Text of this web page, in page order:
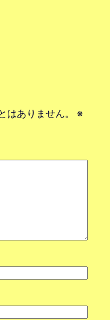
はありません。
※